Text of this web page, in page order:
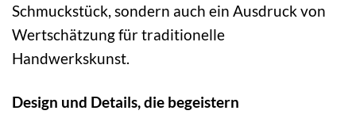
Schmuckstück, sondern auch ein Ausdruck von
Wertschätzung für traditionelle
Handwerkskunst.
Design und Details, die begeistern